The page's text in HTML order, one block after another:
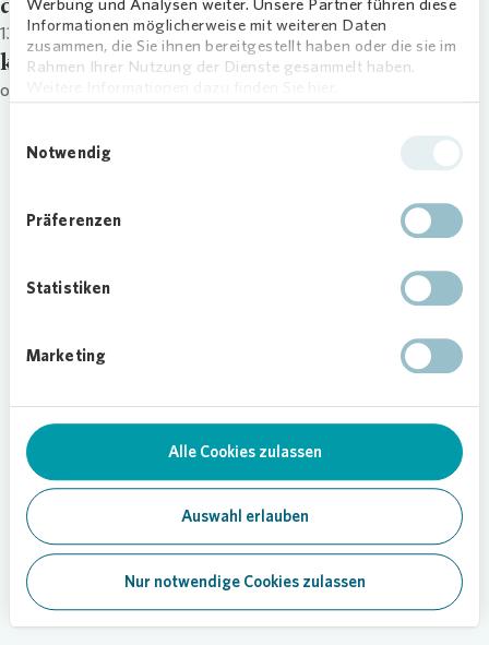
Werbung und Analysen weiter. Unsere Partner führen diese
Informationen möglicherweise mit weiteren Daten
zusammen, die Sie ihnen bereitgestellt haben oder die sie im
Rahmen Ihrer Nutzung der Dienste gesammelt haben.
Notwendig
Präferenzen
Statistiken
Marketing
Alle Cookies zulassen
Auswahl erlauben
Nur notwendige Cookies zulassen
13.10.17
kategorie
other